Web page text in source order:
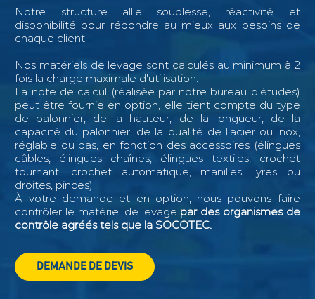
Notre structure allie souplesse, réactivité et
disponibilité pour répondre au mieux aux besoins de
chaque client.
Nos matériels de levage sont calculés au minimum à 2
fois la charge maximale d'utilisation.
La note de calcul (réalisée par notre bureau d'études)
peut être fournie en option, elle tient compte du type
de palonnier, de la hauteur, de la longueur, de la
capacité du palonnier, de la qualité de l'acier ou inox,
réglable ou pas, en fonction des accessoires (élingues
câbles, élingues chaînes, élingues textiles, crochet
tournant, crochet automatique, manilles, lyres ou
droites, pinces)...
À votre demande et en option, nous pouvons faire
contrôler le matériel de levage par des organismes de
contrôle agréés tels que la SOCOTEC.
DEMANDE DE DEVIS